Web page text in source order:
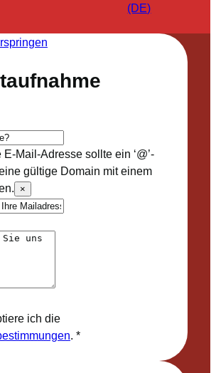
(DE)
E-Mail-Adresse sollte ein ‘@’-
gültige Domain mit einem
×
ich die
. *